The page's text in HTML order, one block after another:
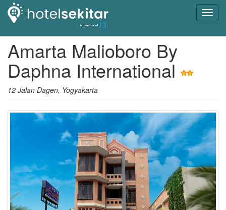
Amarta Malioboro By
Daphna International
12 Jalan Dagen, Yogyakarta